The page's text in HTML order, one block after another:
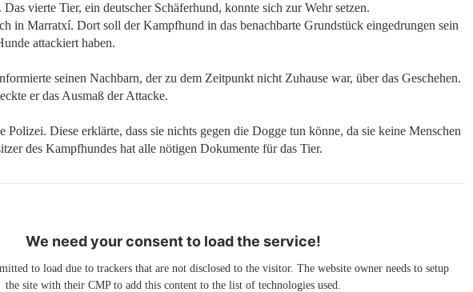
vierte Tier, ein deutscher Schäferhund, konnte sich zur Wehr setzen.
in Marratxí. Dort soll der Kampfhund in das benachbarte Grundstück eingedrungen sein
attackiert haben.
seinen Nachbarn, der zu dem Zeitpunkt nicht Zuhause war, über das Geschehen.
er das Ausmaß der Attacke.
Polizei. Diese erklärte, dass sie nichts gegen die Dogge tun könne, da sie keine Menschen
des Kampfhundes hat alle nötigen Dokumente für das Tier.
We need your consent to load the service!
to load due to trackers that are not disclosed to the visitor. The website owner needs to setup
the site with their CMP to add this content to the list of technologies used.